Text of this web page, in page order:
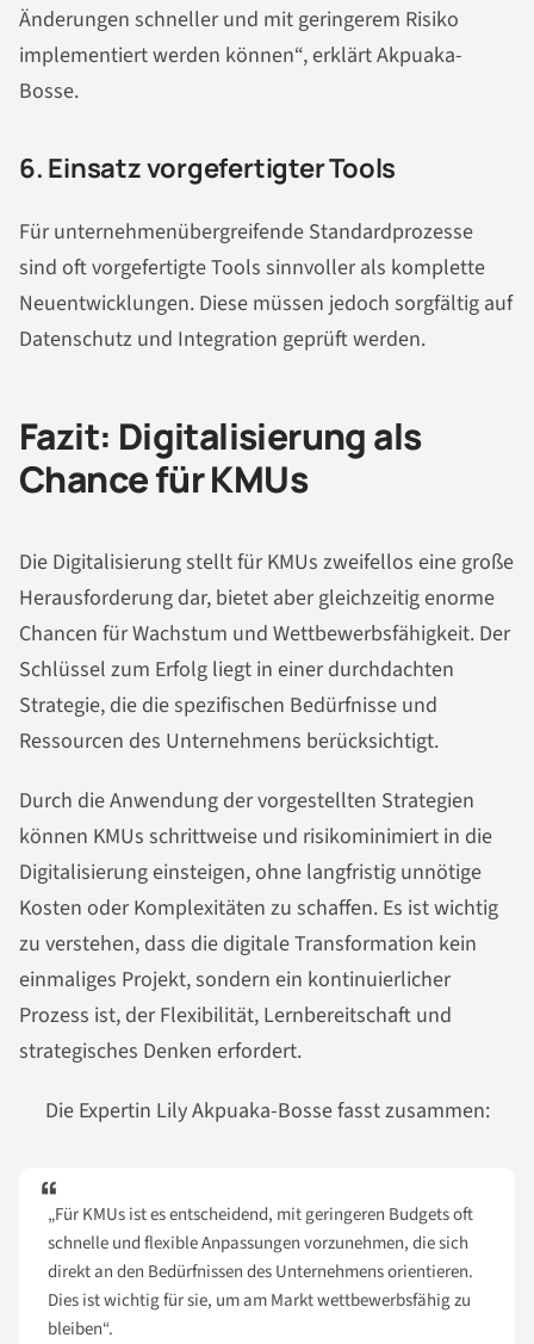
Änderungen schneller und mit geringerem Risiko
implementiert werden können“, erklärt Akpuaka-
Bosse.
6. Einsatz vorgefertigter Tools
Für unternehmenübergreifende Standardprozesse
sind oft vorgefertigte Tools sinnvoller als komplette
Neuentwicklungen. Diese müssen jedoch sorgfältig auf
Datenschutz und Integration geprüft werden.
Fazit: Digitalisierung als
Chance für KMUs
Die Digitalisierung stellt für KMUs zweifellos eine große
Herausforderung dar, bietet aber gleichzeitig enorme
Chancen für Wachstum und Wettbewerbsfähigkeit. Der
Schlüssel zum Erfolg liegt in einer durchdachten
Strategie, die die spezifischen Bedürfnisse und
Ressourcen des Unternehmens berücksichtigt.
Durch die Anwendung der vorgestellten Strategien
können KMUs schrittweise und risikominimiert in die
Digitalisierung einsteigen, ohne langfristig unnötige
Kosten oder Komplexitäten zu schaffen. Es ist wichtig
zu verstehen, dass die digitale Transformation kein
einmaliges Projekt, sondern ein kontinuierlicher
Prozess ist, der Flexibilität, Lernbereitschaft und
strategisches Denken erfordert.
Die Expertin Lily Akpuaka-Bosse fasst zusammen:
„Für KMUs ist es entscheidend, mit geringeren Budgets oft
schnelle und flexible Anpassungen vorzunehmen, die sich
direkt an den Bedürfnissen des Unternehmens orientieren.
Dies ist wichtig für sie, um am Markt wettbewerbsfähig zu
bleiben“.